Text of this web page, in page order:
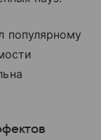
популярному